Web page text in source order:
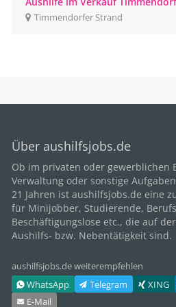
Timmendorfer Strand
Über aushilfsjobs.de
Ob im privaten oder gewerblichen
Verwaltung oder sonstige
21 Jahren ist aushilfsjobs.de eine
für Minijobber, Studierende,
Beschäftigungslose etc., die auf
Aushilfs- bzw. Nebentätigkeit sind.
aushilfsjobs.de weiterempfehlen
WhatsApp
Telegram XING
E‑Mail